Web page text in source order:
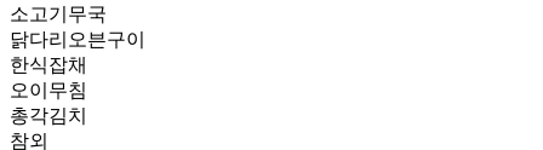
소고기무국
닭다리오븐구이
한식잡채
오이무침
총각김치
참외